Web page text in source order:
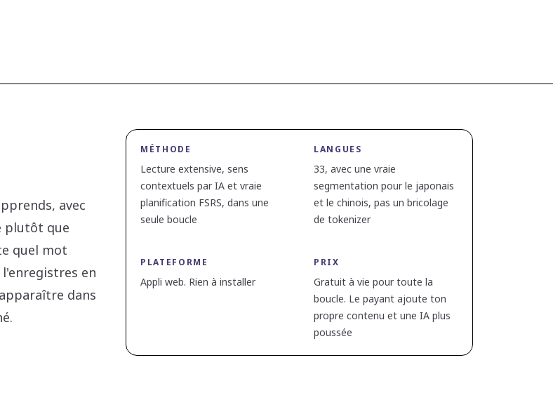
avec
plutôt que
quel mot
en
dans
MÉTHODE
Lecture extensive, sens
contextuels par IA et vraie
planification FSRS, dans une
seule boucle
LANGUES
33, avec une vraie
segmentation pour le japonais
et le chinois, pas un bricolage
de tokenizer
PLATEFORME
Appli web. Rien à installer
PRIX
Gratuit à vie pour toute la
boucle. Le payant ajoute ton
propre contenu et une IA plus
poussée